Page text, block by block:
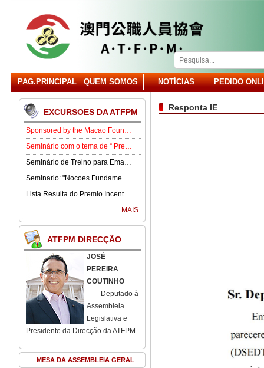
PAG.PRINCIPAL QUEM SOMOS NOTÍCIAS PEDIDO
EXCURSOES DA ATFPM
Sponsored by the Macao Foundation, the Macau Civil Servants Association (ATFPM) will organize the “Job Opportunities for Youth Seminar” at 3:00 p.m. on 15 August in our Association . Our guest speaker is Lawmaker José Pereira Coutinho.
Seminário com o tema de “ Prevenção e Controlo da Gota” .
Seminário de Treino para Emagrecimento.
Seminario: "Nocoes Fundamentais de Direito Comercialde Macau: Regime das Sociedades Comerciais,Orgaos Sociais, Direitos e Obrigagoes dos Socios"
Lista Resulta do Premio Incentivo 2026
MAIS
ATFPM DIRECÇÃO
JOSÉ
PEREIRA
COUTINHO
Deputado à
Assembleia
Legislativa e
Presidente da Direcção da ATFPM
MESA DA ASSEMBLEIA GERAL
Responta IE